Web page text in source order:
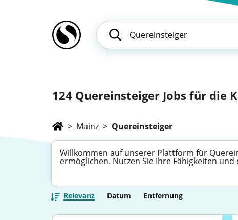
124 Quereinsteiger Jobs für die
> Mainz > Quereinsteiger
Willkommen auf unserer Plattform für
ermöglichen. Nutzen Sie Ihre Fähigkeiten
Relevanz Datum Entfernung